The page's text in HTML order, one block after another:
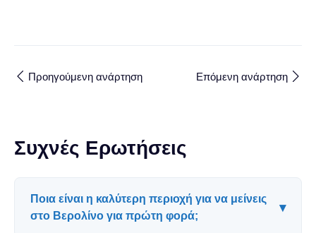
Προηγούμενη ανάρτηση Επόμενη ανάρτηση
Συχνές Ερωτήσεις
Ποια είναι η καλύτερη περιοχή για να μείνεις
στο Βερολίνο για πρώτη φορά;
▾